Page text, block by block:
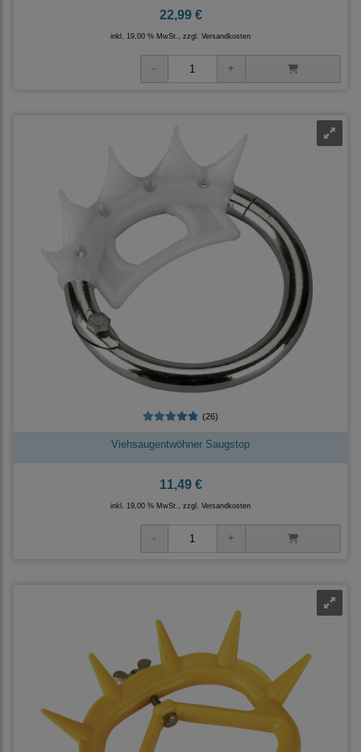
22,99 €
inkl. 19,00 % MwSt., zzgl. Versandkosten
(26)
Viehsaugentwöhner Saugstop
11,49 €
inkl. 19,00 % MwSt., zzgl. Versandkosten